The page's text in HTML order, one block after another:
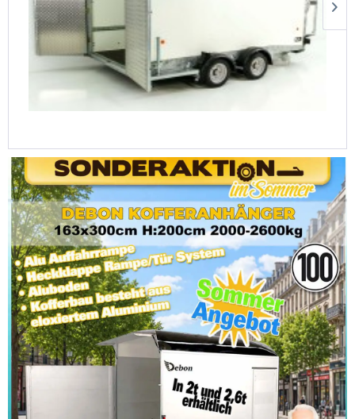
Ifor Williams Kofferanhänger BV 126G 173x360cm...
11.340,00 €